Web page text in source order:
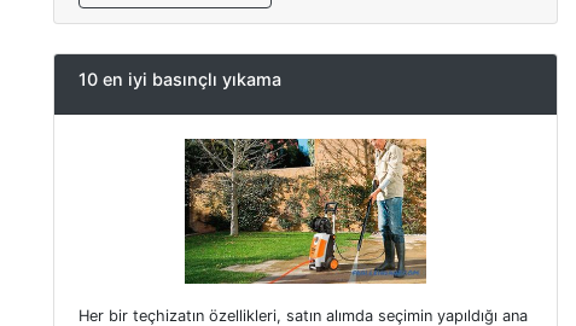
10 en iyi basınçlı yıkama
Her bir teçhizatın özellikleri, satın alımda seçimin yapıldığı ana